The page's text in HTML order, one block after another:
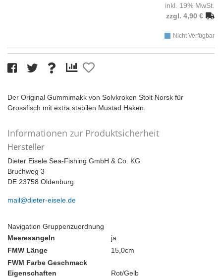
inkl. 19% MwSt.
zzgl. 4,90 €
Nicht Verfügbar
Der Original Gummimakk von Solvkroken Stolt Norsk für
Grossfisch mit extra stabilen Mustad Haken.
Informationen zur Produktsicherheit
Hersteller
Dieter Eisele Sea-Fishing GmbH & Co. KG
Bruchweg 3
DE 23758 Oldenburg
mail@dieter-eisele.de
Navigation Gruppenzuordnung
Meeresangeln
ja
FMW Länge
15,0cm
FWM Farbe Geschmack
Eigenschaften
Rot/Gelb